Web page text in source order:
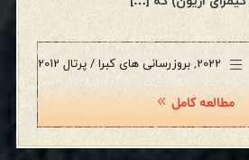
2022
, بروزرسانی های کبرا / پرتال 2012
مطالعه کامل